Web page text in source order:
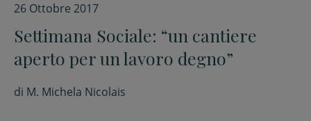
26 Ottobre 2017
Settimana Sociale: “un cantiere
aperto per un lavoro degno”
di M. Michela Nicolais